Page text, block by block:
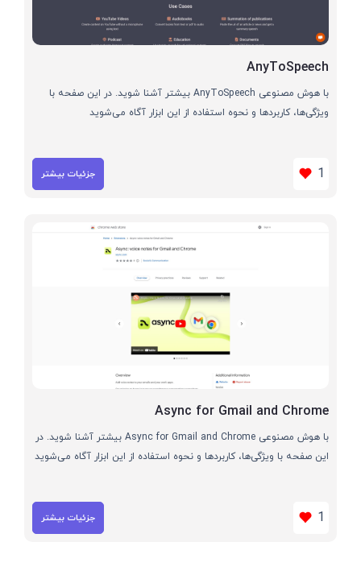
AnyToSpeech
با هوش مصنوعی AnyToSpeech بیشتر آشنا شوید. در این صفحه با
ویژگی‌ها، کاربردها و نحوه استفاده از این ابزار آگاه می‌شوید
1 جزئیات بیشتر
Async for Gmail and Chrome
با هوش مصنوعی Async for Gmail and Chrome بیشتر آشنا شوید. در
این صفحه با ویژگی‌ها، کاربردها و نحوه استفاده از این ابزار آگاه می‌شوید
1 جزئیات بیشتر